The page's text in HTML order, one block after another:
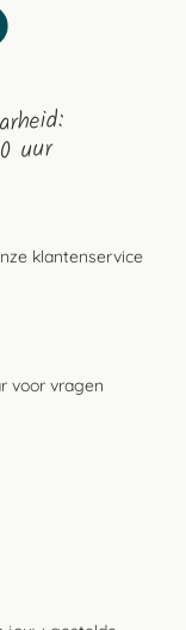
uur
klantenservice
voor vragen